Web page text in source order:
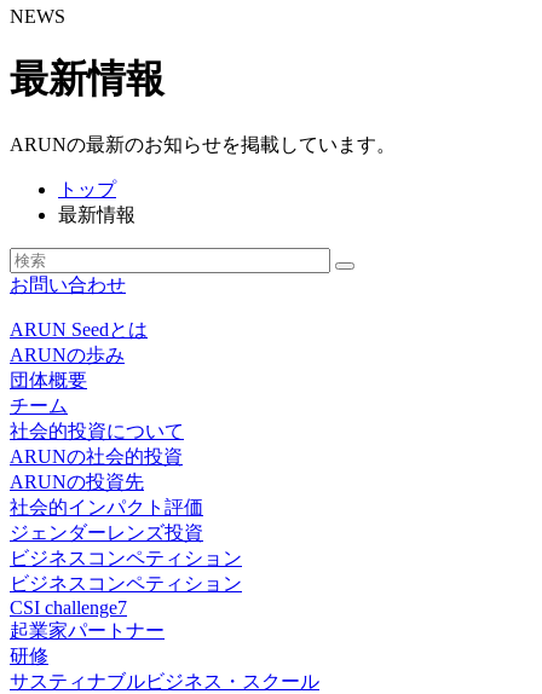
NEWS
最新情報
ARUNの最新のお知らせを掲載しています。
トップ
最新情報
お問い合わせ
ARUN Seedとは
ARUNの歩み
団体概要
チーム
社会的投資について
ARUNの社会的投資
ARUNの投資先
社会的インパクト評価
ジェンダーレンズ投資
ビジネスコンペティション
ビジネスコンペティション
CSI challenge7
起業家パートナー
研修
サスティナブルビジネス・スクール